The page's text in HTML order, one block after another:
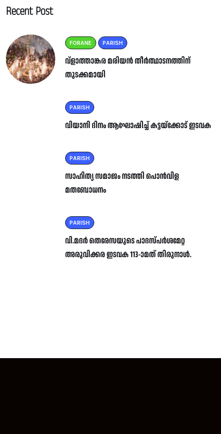
Recent Post
FORANE PARISH
വ്ളാത്താങ്കര മരിയൻ തീർത്ഥാടനത്തിന്
തുടക്കമായി
PARISH
വിയാനി ദിനം ആഘോഷിച്ച് കട്ടയ്ക്കോട് ഇടവക
PARISH
സാഹിത്യ സമാജം നടത്തി പൊൻവിള
മതബോധനം
PARISH
വി.മദർ തെരേസയുടെ പാദസ്പർശമേറ്റ
അരുവിക്കര ഇടവക 113-ാമത് തിരുനാൾ.